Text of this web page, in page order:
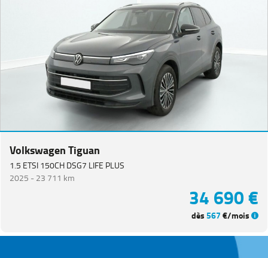
Volkswagen Tiguan
1.5 ETSI 150CH DSG7 LIFE PLUS
2025 -23 711 km
34 690 €
dès567€/mois